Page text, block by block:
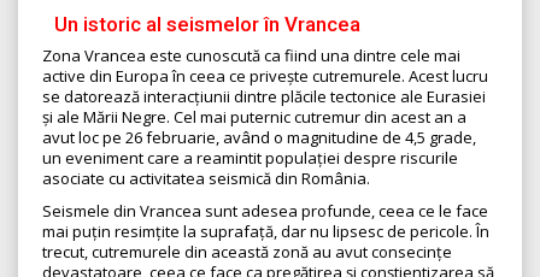
Un istoric al seismelor în Vrancea
Zona Vrancea este cunoscută ca fiind una dintre cele mai
active din Europa în ceea ce privește cutremurele. Acest lucru
se datorează interacțiunii dintre plăcile tectonice ale Eurasiei
și ale Mării Negre. Cel mai puternic cutremur din acest an a
avut loc pe 26 februarie, având o magnitudine de 4,5 grade,
un eveniment care a reamintit populației despre riscurile
asociate cu activitatea seismică din România.
Seismele din Vrancea sunt adesea profunde, ceea ce le face
mai puțin resimțite la suprafață, dar nu lipsesc de pericole. În
trecut, cutremurele din această zonă au avut consecințe
devastatoare, ceea ce face ca pregătirea și conștientizarea să